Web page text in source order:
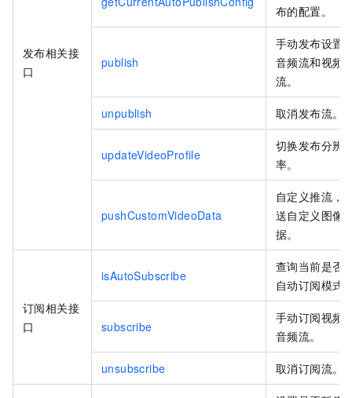
发布相关接
口
布的配置。
publish
手动发布设置
音频流和视频
流。
unpublish 取消发布流。
updateVideoProfile
切换发布分辨
率。
pushCustomVideoData
自定义推流，
送自定义图像
据。
订阅相关接
口
isAutoSubscribe
查询当前是否
自动订阅模式
subscribe
手动订阅视频
音频流。
unsubscribe 取消订阅流。